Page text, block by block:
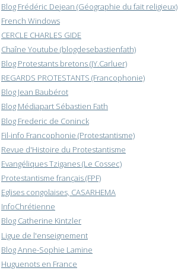
Blog Frédéric Dejean (Géographie du fait religieux)
French Windows
CERCLE CHARLES GIDE
Chaîne Youtube (blogdesebastienfath)
Blog Protestants bretons (JY.Carluer)
REGARDS PROTESTANTS (Francophonie)
Blog Jean Baubérot
Blog Médiapart Sébastien Fath
Blog Frederic de Coninck
Fil-info Francophonie (Protestantisme)
Revue d'Histoire du Protestantisme
Evangéliques Tziganes (Le Cossec)
Protestantisme français (FPF)
Eglises congolaises, CASARHEMA
InfoChrétienne
Blog Catherine Kintzler
Ligue de l'enseignement
Blog Anne-Sophie Lamine
Huguenots en France